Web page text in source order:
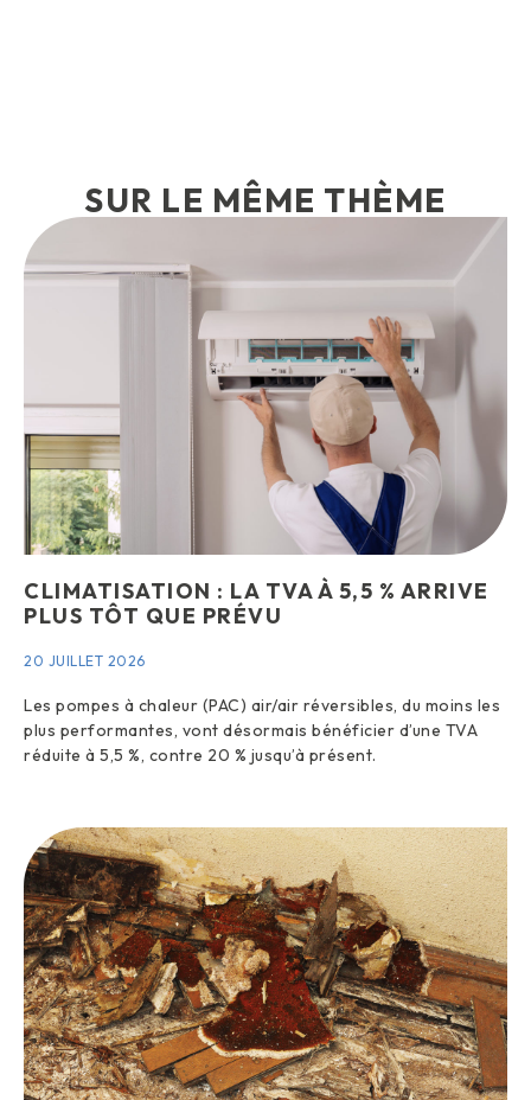
SUR LE MÊME THÈME
CLIMATISATION : LA TVA À 5,5 % ARRIVE
PLUS TÔT QUE PRÉVU
20 JUILLET 2026
Les pompes à chaleur (PAC) air/air réversibles, du moins les
plus performantes, vont désormais bénéficier d’une TVA
réduite à 5,5 %, contre 20 % jusqu’à présent.